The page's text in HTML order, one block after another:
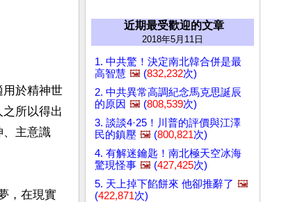
用於精神世
所以得出
、主意識
，在現實
近期最受歡迎的文章
2018年5月11日
1. 中共驚！決定南北韓合併是最
高智慧 🖼️ (832,232次)
2. 中共異常高調紀念馬克思誕辰
的原因 🖼️ (808,539次)
3. 談談4·25！川普的評價與江澤
民的鎮壓 🖼️ (800,821次)
4. 有解迷鑰匙！南北極天空冰海
驚現怪事 🖼️ (427,425次)
5. 天上掉下餡餅來 他卻推辭了 🖼️
(422,871次)